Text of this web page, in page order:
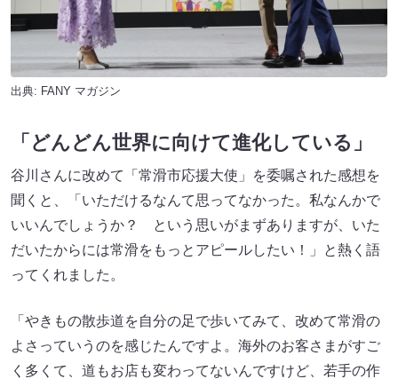
出典: FANY マガジン
「どんどん世界に向けて進化している」
谷川さんに改めて「常滑市応援大使」を委嘱された感想を
聞くと、「いただけるなんて思ってなかった。私なんかで
いいんでしょうか？ という思いがまずありますが、いた
だいたからには常滑をもっとアピールしたい！」と熱く語
ってくれました。
「やきもの散歩道を自分の足で歩いてみて、改めて常滑の
よさっていうのを感じたんですよ。海外のお客さまがすご
く多くて、道もお店も変わってないんですけど、若手の作